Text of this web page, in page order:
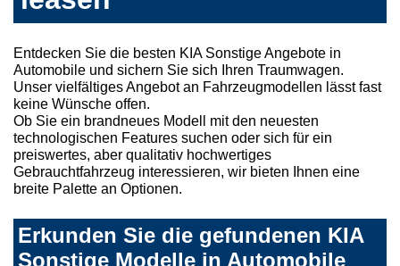
Entdecken Sie die besten KIA Sonstige Angebote in
Automobile und sichern Sie sich Ihren Traumwagen.
Unser vielfältiges Angebot an Fahrzeugmodellen lässt fast
keine Wünsche offen.
Ob Sie ein brandneues Modell mit den neuesten
technologischen Features suchen oder sich für ein
preiswertes, aber qualitativ hochwertiges
Gebrauchtfahrzeug interessieren, wir bieten Ihnen eine
breite Palette an Optionen.
Erkunden Sie die gefundenen KIA
Sonstige Modelle in Automobile